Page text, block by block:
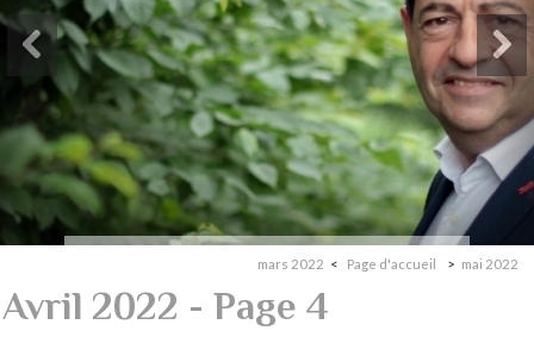
mars 2022 Page d'accueil mai 2022
Avril 2022 - Page 4